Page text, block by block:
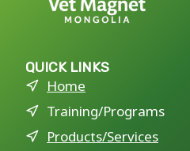
QUICK LINKS
Home
Training/Programs
Products/Services